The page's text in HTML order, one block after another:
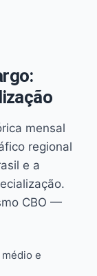
mensal
regional
e a
CBO —
e